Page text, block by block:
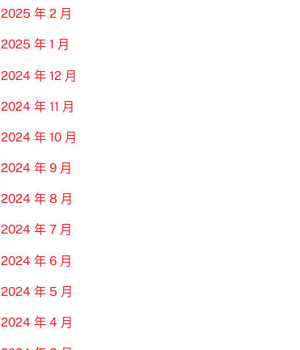
2025 年 2 月
2025 年 1 月
2024 年 12 月
2024 年 11 月
2024 年 10 月
2024 年 9 月
2024 年 8 月
2024 年 7 月
2024 年 6 月
2024 年 5 月
2024 年 4 月